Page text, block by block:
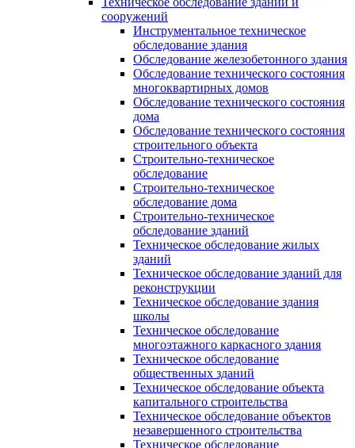
сооружений
Инструментальное техническое
обследование здания
Обследование железобетонного здания
Обследование технического состояния
многоквартирных домов
Обследование технического состояния
дома
Обследование технического состояния
строительного объекта
Строительно-техническое
обследование
Строительно-техническое
обследование дома
Строительно-техническое
обследование зданий
Техническое обследование жилых
зданий
Техническое обследование зданий для
реконструкции
Техническое обследование здания
школы
Техническое обследование
многоэтажного каркасного здания
Техническое обследование
общественных зданий
Техническое обследование объекта
капитального строительства
Техническое обследование объектов
незавершенного строительства
Техническое обследование